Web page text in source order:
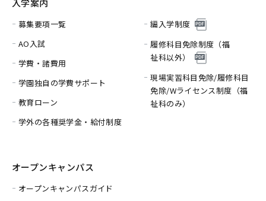
募集要項一覧
AO入試
学費・諸費用
学園独自の学費サポート
教育ローン
学外の各種奨学金・給付制度
編入学制度
履修科目免除制度（福
祉科以外）
現場実習科目免除/履修科目
免除/Wライセンス制度（福
祉科のみ）
オープンキャンパス
オープンキャンパスガイド